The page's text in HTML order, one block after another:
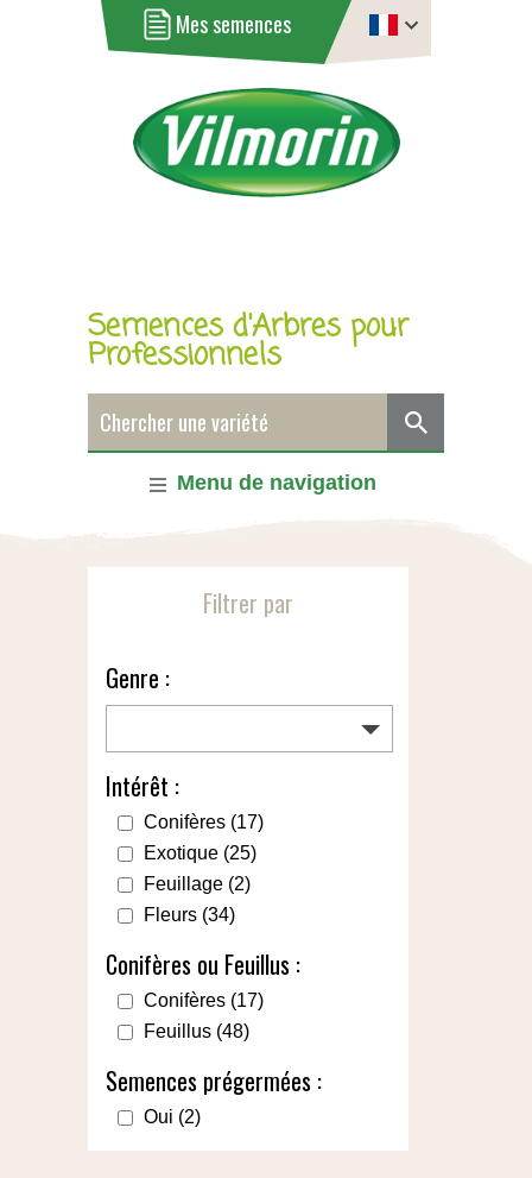
Mes semences
Semences d'Arbres pour
Professionnels
Menu de navigation
Filtrer par
Genre :
Intérêt :
Conifères (17)
Exotique (25)
Feuillage (2)
Fleurs (34)
Conifères ou Feuillus :
Conifères (17)
Feuillus (48)
Semences prégermées :
Oui (2)